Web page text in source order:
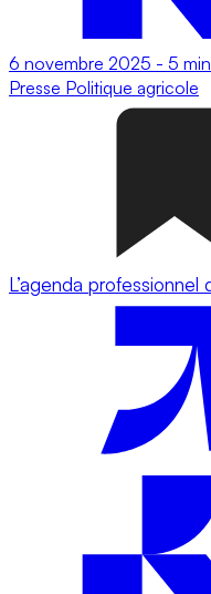
6 novembre 2025 - 5 min
Presse Politique agricole
L’agenda professionnel